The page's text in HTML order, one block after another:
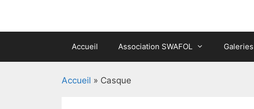
Accueil Association SWAFOL Galeries
Accueil » Casque